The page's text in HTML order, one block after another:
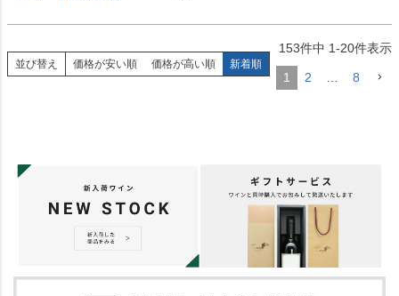
並び替え 価格が安い順 価格が高い順 新着順
153件中 1-20件表示
1 2 8